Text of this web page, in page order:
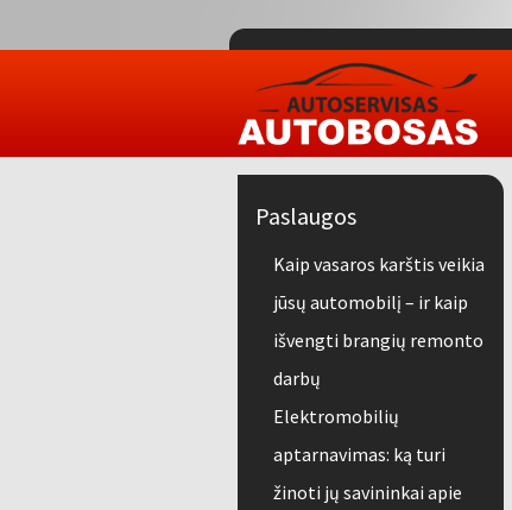
Paslaugos
Kaip vasaros karštis veikia
jūsų automobilį – ir kaip
išvengti brangių remonto
darbų
Elektromobilių
aptarnavimas: ką turi
žinoti jų savininkai apie